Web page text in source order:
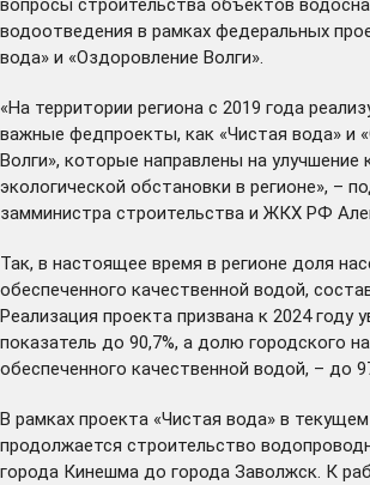
водоотведения в рамках федеральных
вода» и «Оздоровление Волги».
«На территории региона с 2019 года
важные федпроекты, как «Чистая вода» и
Волги», которые направлены на улучшение
экологической обстановки в регионе», –
замминистра строительства и ЖКХ РФ
Так, в настоящее время в регионе доля
обеспеченного качественной водой,
Реализация проекта призвана к 2024 году
показатель до 90,7%, а долю городского
обеспеченного качественной водой, – до
В рамках проекта «Чистая вода» в
продолжается строительство
города Кинешма до города Заволжск. К